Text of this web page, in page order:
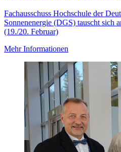
Fachausschuss Hochschule der
Sonnenenergie (DGS) tauscht sich
(19./20. Februar)
Mehr Informationen